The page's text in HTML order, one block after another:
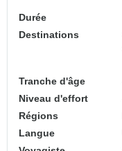
Durée
Destinations
Tranche d'âge
Niveau d'effort
Régions
Langue